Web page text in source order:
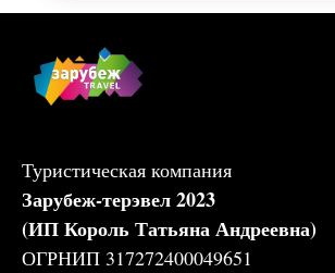
Туристическая компания
Зарубеж-терэвел 2023
(ИП Король Татьяна Андреевна)
ОГРНИП 317272400049651